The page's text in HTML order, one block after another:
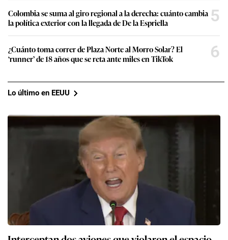
Colombia se suma al giro regional a la derecha: cuánto cambia
la política exterior con la llegada de De la Espriella
5
¿Cuánto toma correr de Plaza Norte al Morro Solar? El
‘runner’ de 18 años que se reta ante miles en TikTok
6
Lo último en EEUU